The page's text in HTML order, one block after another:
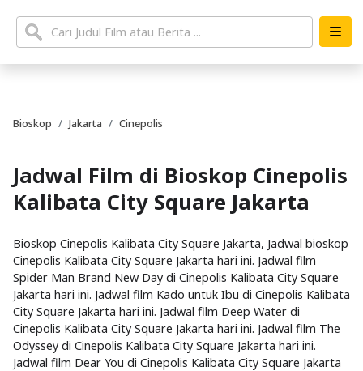
Bioskop Jakarta Cinepolis
Jadwal Film di Bioskop Cinepolis
Kalibata City Square Jakarta
Bioskop Cinepolis Kalibata City Square Jakarta, Jadwal bioskop
Cinepolis Kalibata City Square Jakarta hari ini. Jadwal film
Spider Man Brand New Day di Cinepolis Kalibata City Square
Jakarta hari ini. Jadwal film Kado untuk Ibu di Cinepolis Kalibata
City Square Jakarta hari ini. Jadwal film Deep Water di
Cinepolis Kalibata City Square Jakarta hari ini. Jadwal film The
Odyssey di Cinepolis Kalibata City Square Jakarta hari ini.
Jadwal film Dear You di Cinepolis Kalibata City Square Jakarta